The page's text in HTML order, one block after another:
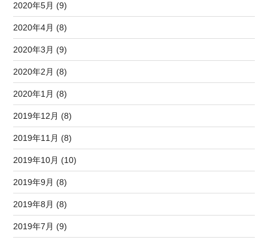
2020年5月 (9)
2020年4月 (8)
2020年3月 (9)
2020年2月 (8)
2020年1月 (8)
2019年12月 (8)
2019年11月 (8)
2019年10月 (10)
2019年9月 (8)
2019年8月 (8)
2019年7月 (9)